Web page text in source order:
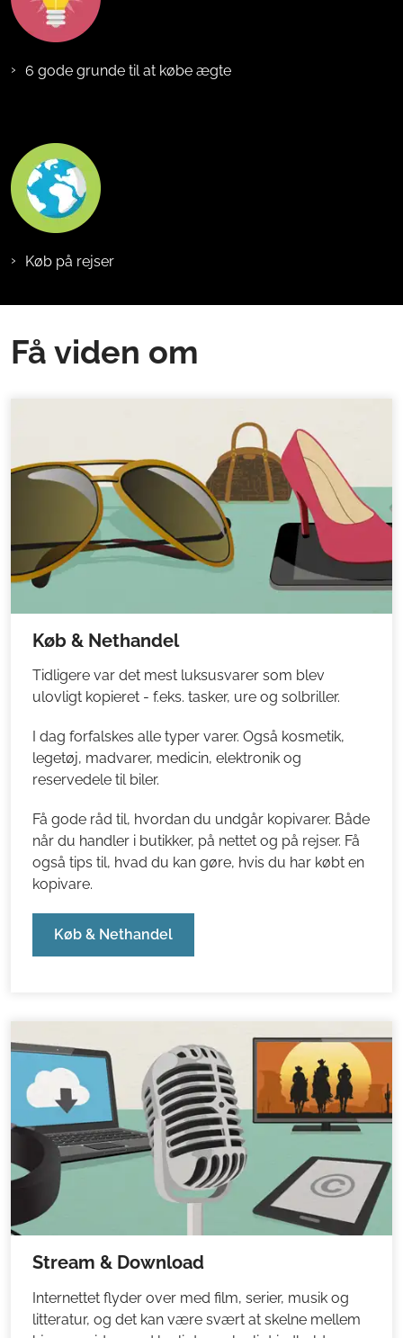
6 gode grunde til at købe ægte
Køb på rejser
Køb & Nethandel
Tidligere var det mest luksusvarer som blev
ulovligt kopieret - f.eks. tasker, ure og solbriller.
I dag forfalskes alle typer varer. Også kosmetik,
legetøj, madvarer, medicin, elektronik og
Få gode råd til, hvordan du undgår kopivarer. Både
når du handler i butikker, på nettet og på rejser. Få
kopivare.
Køb & Nethandel
Stream & Download
Internettet flyder over med film, serier, musik og
litteratur, og det kan være svært at skelne mellem
Men et ukritisk forbrug kan gå ud over både dig